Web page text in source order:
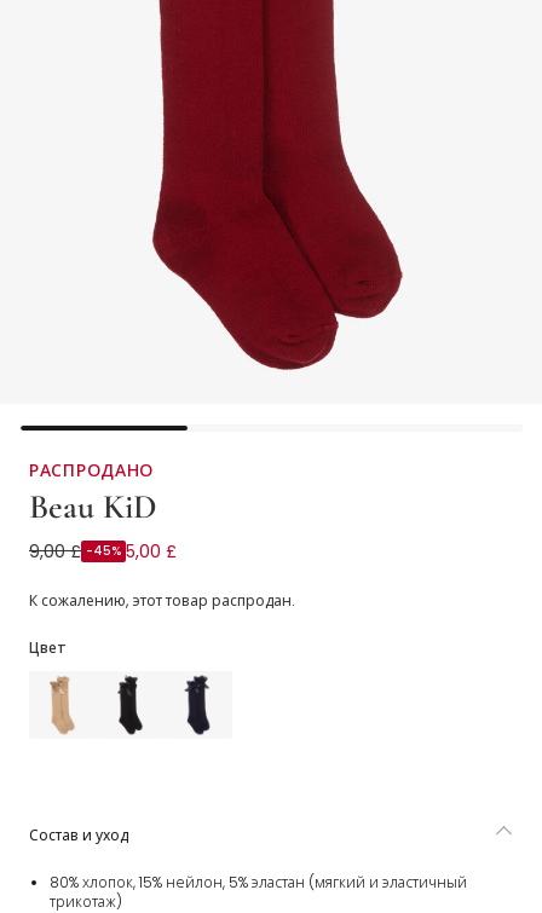
РАСПРОДАНО
Beau KiD
Гольфы бордовые с помпоном и бантами для девочек
9,00 £ -45% 5,00 £
К сожалению, этот товар распродан.
Цвет
Состав и уход
80% хлопок, 15% нейлон, 5% эластан (мягкий и эластичный
трикотаж)